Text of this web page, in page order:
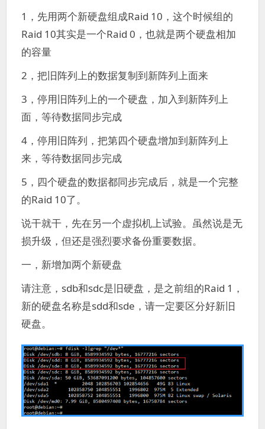
1，先用两个新硬盘组成Raid 10，这个时候组的
Raid 10其实是一个Raid 0，也就是两个硬盘相加
的容量
2，把旧阵列上的数据复制到新阵列上面来
3，停用旧阵列上的一个硬盘，加入到新阵列上
面，等待数据同步完成
4，停用旧阵列，把第四个硬盘增加到新阵列上
来，等待数据同步完成
5，四个硬盘的数据都同步完成后，就是一个完整
的Raid 10了。
说干就干，先在另一个虚拟机上试验。虽然说是无
损升级，但还是强烈要求备份重要数据。
一，新增加两个新硬盘
请注意，sdb和sdc是旧硬盘，是之前组的Raid 1，
新的硬盘名称是sdd和sde，请一定要区分好新旧
硬盘。